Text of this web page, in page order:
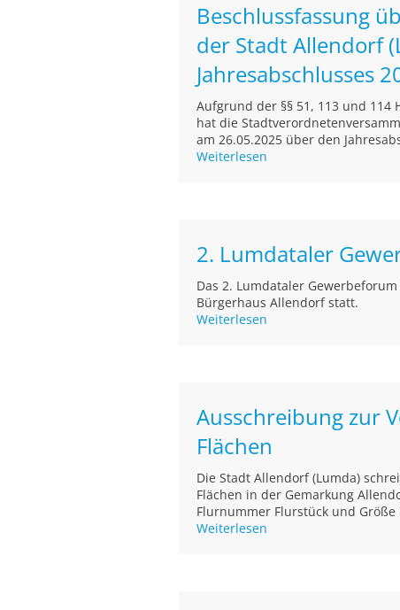
Beschlussfassung
der Stadt Allendorf
Jahresabschlusses
Aufgrund der §§ 51, 113 und 114
hat die
am 26.05.2025 über den
Weiterlesen
2. Lumdataler
Das 2. Lumdataler
Bürgerhaus Allendorf statt.
Weiterlesen
Ausschreibung zur
Flächen
Die Stadt Allendorf (Lumda)
Flächen in der Gemarkung
Flurnummer Flurstück und
Weiterlesen